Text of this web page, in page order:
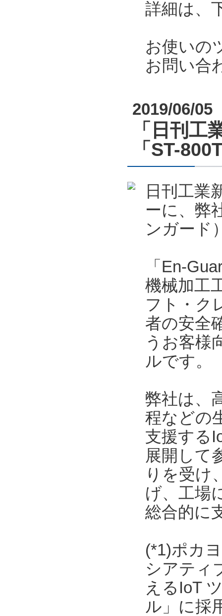
詳細は、
お使いの
お問い合
2019/06/05
「日刊工
「ST-
日刊工業
ーに、弊
ンガード
「En-
機械加工
フト・ク
者の安全
うお客様
ルです。
弊社は、
程などの
支援する
展開して
りを受け
げ、工場
総合的に
(*1)ポカ
シアティ
えるIoT
ル」に採